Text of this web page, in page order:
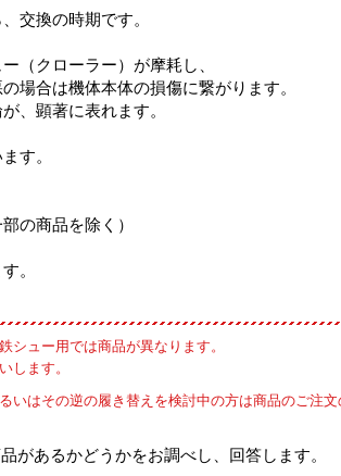
交換の時期です。
（クローラー）が摩耗し、
場合は機体本体の損傷に繋がります。
、顕著に表れます。
す。
の商品を除く）
。
シュー用では商品が異なります。
します。
いはその逆の履き替えを検討中の方は商品のご注文
があるかどうかをお調べし、回答します。